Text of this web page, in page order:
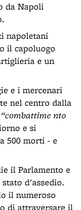
da Napoli
napoletani
il capoluogo
e un
e i mercenari
nel centro dalla
“combattime nto
e si
500 morti - e
il Parlamento e
d'assedio.
il numeroso
di attraversare il